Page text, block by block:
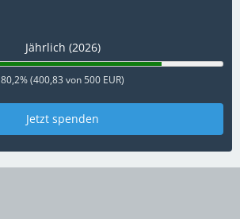
Jährlich (2026)
80,2% (400,83 von 500 EUR)
Jetzt spenden